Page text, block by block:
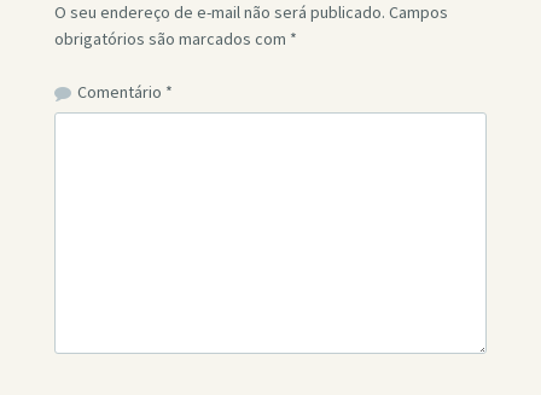
O seu endereço de e-mail não será publicado. Campos
obrigatórios são marcados com *
Comentário *